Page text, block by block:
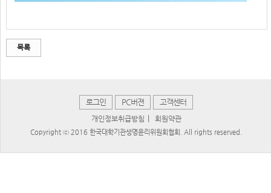
목록
로그인 PC버젼 고객센터
개인정보취급방침 회원약관
Copyright ⓒ 2016 한국대학기관생명윤리위원회협회. All rights reserved.